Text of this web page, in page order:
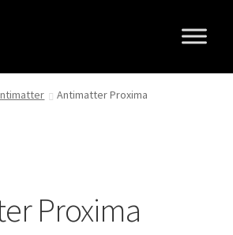
Antimatter Proxima
Proxima